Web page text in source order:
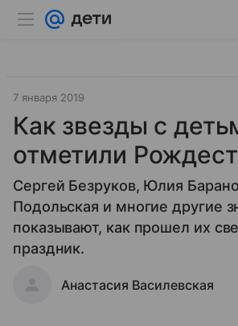
7 января 2019
Как звезды с
отметили
Сергей Безруков, Юлия
Подольская и многие другие
показывают, как прошел их
праздник.
Анастасия Василевская